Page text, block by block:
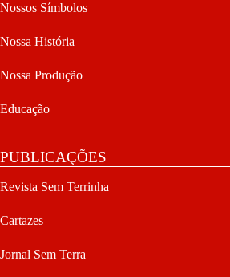
Nossos Símbolos
Nossa História
Nossa Produção
Educação
PUBLICAÇÕES
Revista Sem Terrinha
Cartazes
Jornal Sem Terra